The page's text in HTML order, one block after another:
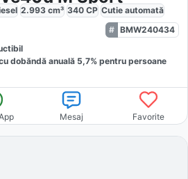
2.993 cm³ 340 CP Cutie automată
BMW240434
dobăndă anuală 5,7% pentru persoane
Mesaj Favorite